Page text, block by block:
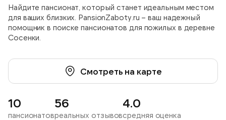
Найдите пансионат, который станет идеальным местом
для ваших близких. PansionZaboty.ru – ваш надежный
помощник в поиске пансионатов для пожилых в деревне
Сосенки.
Смотреть на карте
10
пансионатов
56
реальных отзывов
4.0
средняя оценка